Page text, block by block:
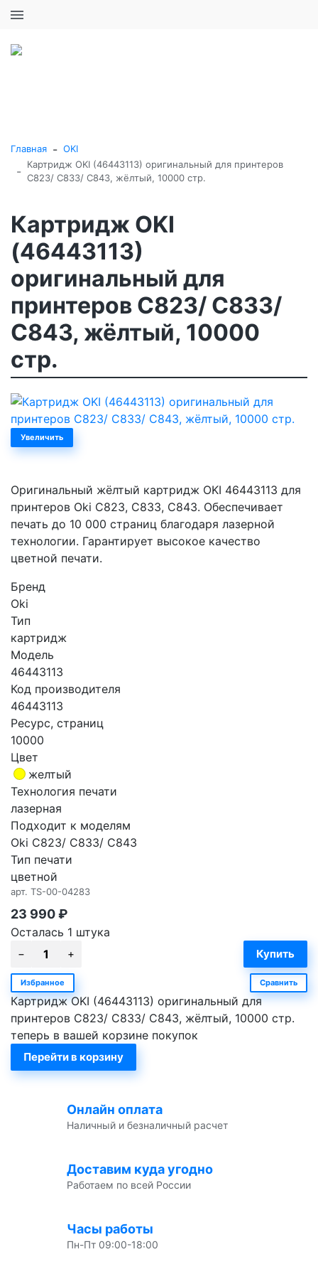
Главная - OKI
-
Картридж OKI (46443113) оригинальный для принтеров
C823/ C833/ C843, жёлтый, 10000 стр.
Картридж OKI
(46443113)
оригинальный для
принтеров C823/ C833/
C843, жёлтый, 10000
стр.
Увеличить
Оригинальный жёлтый картридж OKI 46443113 для
принтеров Oki C823, C833, C843. Обеспечивает
печать до 10 000 страниц благодаря лазерной
технологии. Гарантирует высокое качество
цветной печати.
Бренд
Oki
Тип
картридж
Модель
46443113
Код производителя
46443113
Ресурс, страниц
10000
Цвет
желтый
Технология печати
лазерная
Подходит к моделям
Oki C823/ C833/ C843
Тип печати
цветной
арт. TS-00-04283
23 990₽
Осталась 1 штука
Избранное Сравнить
Картридж OKI (46443113) оригинальный для
принтеров C823/ C833/ C843, жёлтый, 10000 стр.
теперь в вашей корзине покупок
Перейти в корзину
Онлайн оплата
Наличный и безналичный расчет
Доставим куда угодно
Работаем по всей России
Часы работы
Пн-Пт 09:00-18:00